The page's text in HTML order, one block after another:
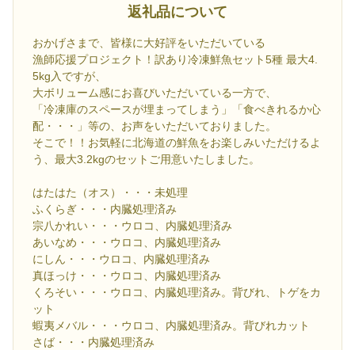
返礼品について
おかげさまで、皆様に大好評をいただいている
漁師応援プロジェクト！訳あり冷凍鮮魚セット5種 最大4.
5kg入ですが、
大ボリューム感にお喜びいただいている一方で、
「冷凍庫のスペースが埋まってしまう」「食べきれるか心
配・・・」等の、お声をいただいておりました。
そこで！！お気軽に北海道の鮮魚をお楽しみいただけるよ
う、最大3.2kgのセットご用意いたしました。
はたはた（オス）・・・未処理
ふくらぎ・・・内臓処理済み
宗八かれい・・・ウロコ、内臓処理済み
あいなめ・・・ウロコ、内臓処理済み
にしん・・・ウロコ、内臓処理済み
真ほっけ・・・ウロコ、内臓処理済み
くろそい・・・ウロコ、内臓処理済み。背びれ、トゲをカ
ット
蝦夷メバル・・・ウロコ、内臓処理済み。背びれカット
さば・・・内臓処理済み